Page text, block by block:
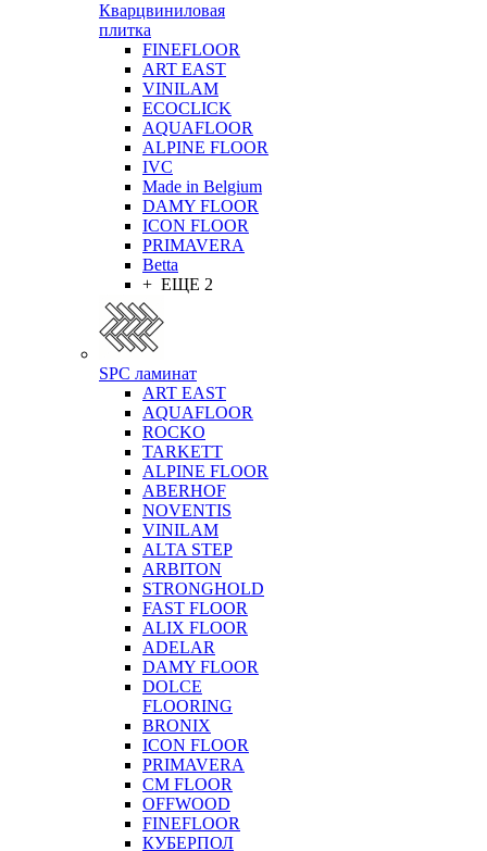
Кварцвиниловая
плитка
FINEFLOOR
ART EAST
VINILAM
ECOCLICK
AQUAFLOOR
ALPINE FLOOR
IVC
Made in Belgium
DAMY FLOOR
ICON FLOOR
PRIMAVERA
Betta
+ ЕЩЕ 2
SPC ламинат
ART EAST
AQUAFLOOR
ROCKO
TARKETT
ALPINE FLOOR
ABERHOF
NOVENTIS
VINILAM
ALTA STEP
ARBITON
STRONGHOLD
FAST FLOOR
ALIX FLOOR
ADELAR
DAMY FLOOR
DOLCE
FLOORING
BRONIX
ICON FLOOR
PRIMAVERA
CM FLOOR
OFFWOOD
FINEFLOOR
КУБЕРПОЛ